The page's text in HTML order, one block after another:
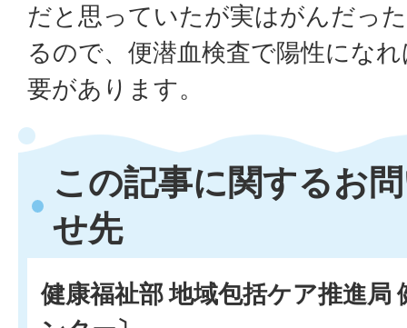
だと思っていたが実はがんだっ
るので、便潜血検査で陽性にな
要があります。
この記事に関するお
せ先
健康福祉部 地域包括ケア推進局